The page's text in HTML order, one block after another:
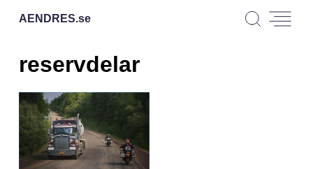
AENDRES.se
reservdelar